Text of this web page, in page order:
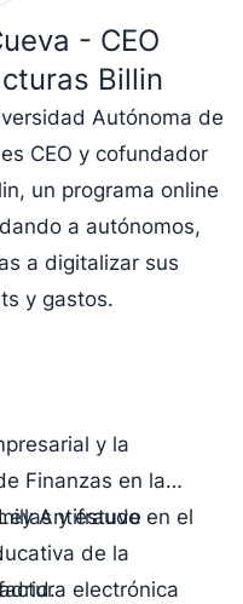
- CEO
Billin
Autónoma de
CEO y cofundador
un programa online
a autónomos,
a digitalizar sus
y gastos.
y la
Finanzas en la
y estuvo en el
de la
Antifraude
electrónica